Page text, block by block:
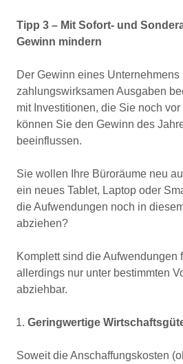
Tipp 3 – Mit Sofort- und
Gewinn mindern
Der Gewinn eines
zahlungswirksamen Ausgaben
mit Investitionen, die Sie noch
können Sie den Gewinn des
beeinflussen.
Sie wollen Ihre Büroräume neu
ein neues Tablet, Laptop oder
die Aufwendungen noch in
abziehen?
Komplett sind die Aufwendungen
allerdings nur unter bestimmten
abziehbar.
Geringwertige
Soweit die Anschaffungskosten